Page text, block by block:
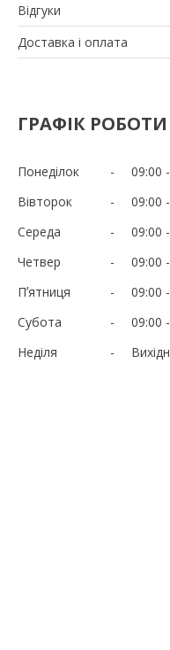
Відгуки
Доставка і оплата
ГРАФІК РОБОТИ
Понеділок 09:00
Вівторок
09:00
Середа
09:00
Четвер
09:00
Пʼятниця
09:00
Субота
09:00
Неділя